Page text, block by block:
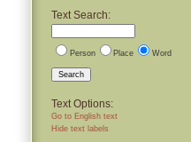
Text Search:
Person Place Word
Search
Text Options:
Go to English text
Hide text labels